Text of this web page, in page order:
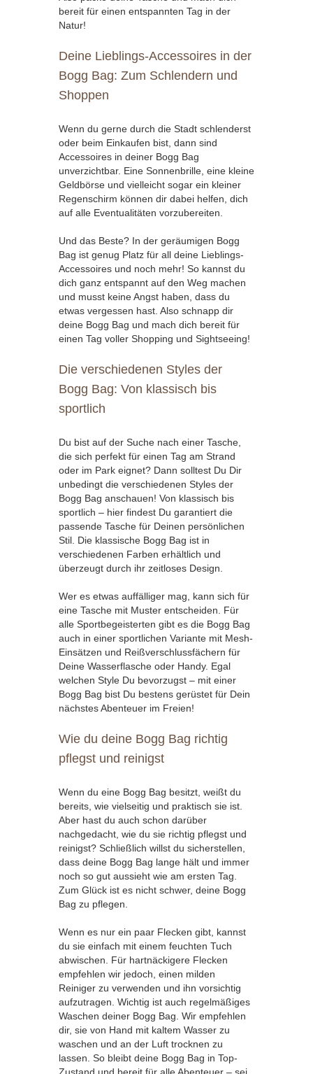
bereit für einen entspannten Tag in der
Natur!
Deine Lieblings-Accessoires in der
Bogg Bag: Zum Schlendern und
Shoppen
Wenn du gerne durch die Stadt schlenderst
oder beim Einkaufen bist, dann sind
Accessoires in deiner Bogg Bag
unverzichtbar. Eine Sonnenbrille, eine kleine
Geldbörse und vielleicht sogar ein kleiner
Regenschirm können dir dabei helfen, dich
auf alle Eventualitäten vorzubereiten.
Und das Beste? In der geräumigen Bogg
Bag ist genug Platz für all deine Lieblings-
Accessoires und noch mehr! So kannst du
dich ganz entspannt auf den Weg machen
und musst keine Angst haben, dass du
etwas vergessen hast. Also schnapp dir
deine Bogg Bag und mach dich bereit für
einen Tag voller Shopping und Sightseeing!
Die verschiedenen Styles der
Bogg Bag: Von klassisch bis
sportlich
Du bist auf der Suche nach einer Tasche,
die sich perfekt für einen Tag am Strand
oder im Park eignet? Dann solltest Du Dir
unbedingt die verschiedenen Styles der
Bogg Bag anschauen! Von klassisch bis
sportlich – hier findest Du garantiert die
passende Tasche für Deinen persönlichen
Stil. Die klassische Bogg Bag ist in
verschiedenen Farben erhältlich und
überzeugt durch ihr zeitloses Design.
Wer es etwas auffälliger mag, kann sich für
eine Tasche mit Muster entscheiden. Für
alle Sportbegeisterten gibt es die Bogg Bag
auch in einer sportlichen Variante mit Mesh-
Einsätzen und Reißverschlussfächern für
Deine Wasserflasche oder Handy. Egal
welchen Style Du bevorzugst – mit einer
Bogg Bag bist Du bestens gerüstet für Dein
nächstes Abenteuer im Freien!
Wie du deine Bogg Bag richtig
pflegst und reinigst
Wenn du eine Bogg Bag besitzt, weißt du
bereits, wie vielseitig und praktisch sie ist.
Aber hast du auch schon darüber
nachgedacht, wie du sie richtig pflegst und
reinigst? Schließlich willst du sicherstellen,
dass deine Bogg Bag lange hält und immer
noch so gut aussieht wie am ersten Tag.
Zum Glück ist es nicht schwer, deine Bogg
Bag zu pflegen.
Wenn es nur ein paar Flecken gibt, kannst
du sie einfach mit einem feuchten Tuch
abwischen. Für hartnäckigere Flecken
empfehlen wir jedoch, einen milden
Reiniger zu verwenden und ihn vorsichtig
aufzutragen. Wichtig ist auch regelmäßiges
Waschen deiner Bogg Bag. Wir empfehlen
dir, sie von Hand mit kaltem Wasser zu
waschen und an der Luft trocknen zu
lassen. So bleibt deine Bogg Bag in Top-